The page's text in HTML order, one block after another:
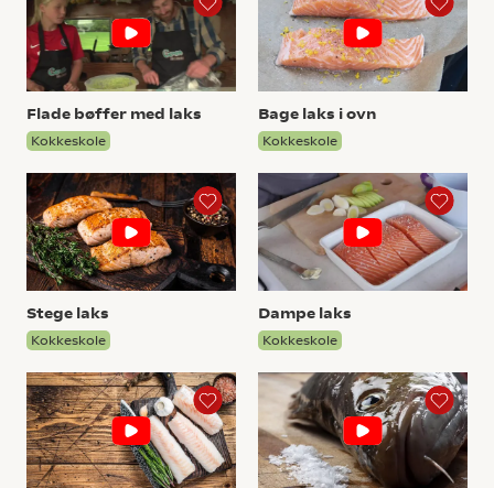
Flade bøffer med laks
Kokkeskole
Bage laks i ovn
Kokkeskole
Stege laks
Kokkeskole
Dampe laks
Kokkeskole